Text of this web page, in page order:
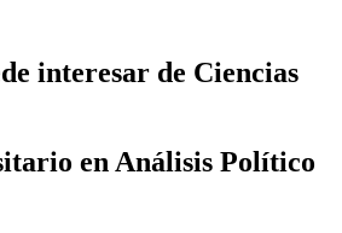
interesar de Ciencias
en Análisis Político